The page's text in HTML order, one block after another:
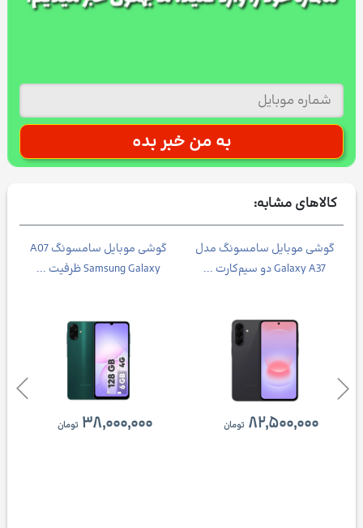
کالاهای مشابه:
گوشی موبایل سامسونگ A07
Samsung Galaxy ظرفیت ...
۳۸,۰۰۰,۰۰۰ تومان
گوشی موبایل سامسونگ مدل
Galaxy A37 دو سیم‌کارت ...
۸۲,۵۰۰,۰۰۰ تومان